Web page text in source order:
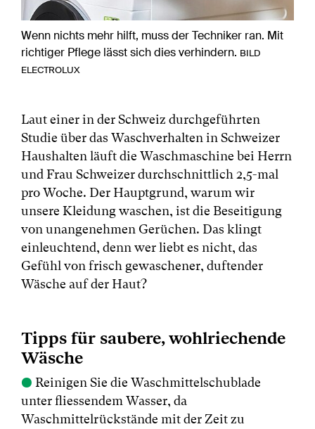
Wenn nichts mehr hilft, muss der Techniker ran. Mit
richtiger Pflege lässt sich dies verhindern. BILD
ELECTROLUX
Laut einer in der Schweiz durchgeführten
Studie über das Waschverhalten in Schweizer
Haushalten läuft die Waschmaschine bei Herrn
und Frau Schweizer durchschnittlich 2,5-mal
pro Woche. Der Hauptgrund, warum wir
unsere Kleidung waschen, ist die Beseitigung
von unangenehmen Gerüchen. Das klingt
einleuchtend, denn wer liebt es nicht, das
Gefühl von frisch gewaschener, duftender
Wäsche auf der Haut?
Tipps für saubere, wohlriechende
Wäsche
● Reinigen Sie die Waschmittelschublade
unter fliessendem Wasser, da
Waschmittelrückstände mit der Zeit zu